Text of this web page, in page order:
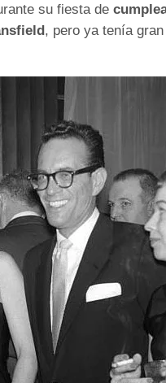
su fiesta de
, pero ya tenía